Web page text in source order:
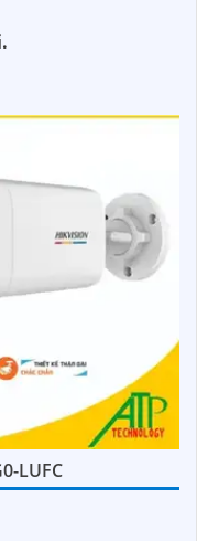
LUFC